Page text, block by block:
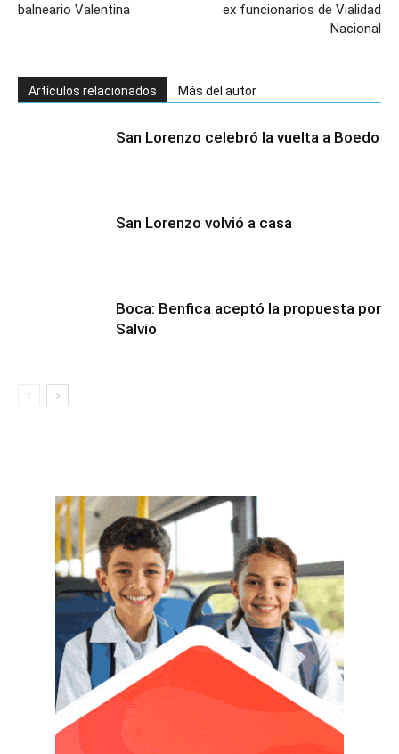
balneario Valentina
ex funcionarios de Vialidad
Nacional
Artículos relacionados Más del autor
San Lorenzo celebró la vuelta a Boedo
San Lorenzo volvió a casa
Boca: Benfica aceptó la propuesta por
Salvio